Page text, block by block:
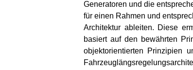
Generatoren und die
für einen Rahmen und
Architektur ableiten. Diese
basiert auf den bewährten
objektorientierten Prinzipien